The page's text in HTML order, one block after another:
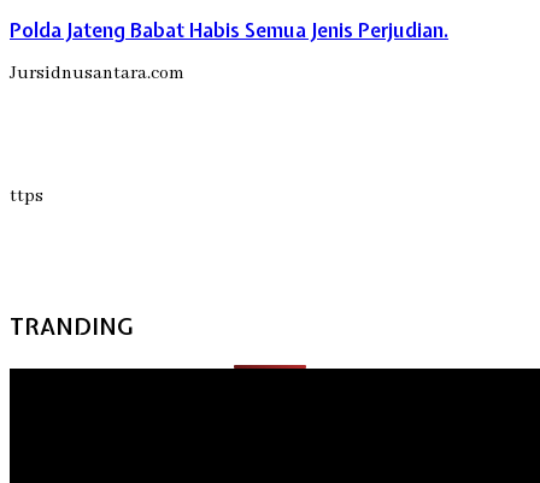
Polda Jateng Babat Habis Semua Jenis Perjudian.
Jursidnusantara.com
ttps
TRANDING